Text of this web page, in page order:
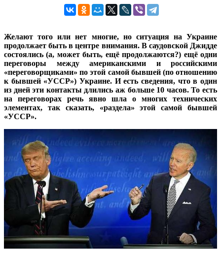
Желают того или нет многие, но ситуация на Украине
продолжает быть в центре внимания. В саудовской Джидде
состоялись (а, может быть, ещё продолжаются?) ещё одни
переговоры между американскими и российскими
«переговорщиками» по этой самой бывшей (по отношению
к бывшей «УССР») Украине. И есть сведения, что в один
из дней эти контакты длились аж больше 10 часов. То есть
на переговорах речь явно шла о многих технических
элементах, так сказать, «раздела» этой самой бывшей
«УССР».